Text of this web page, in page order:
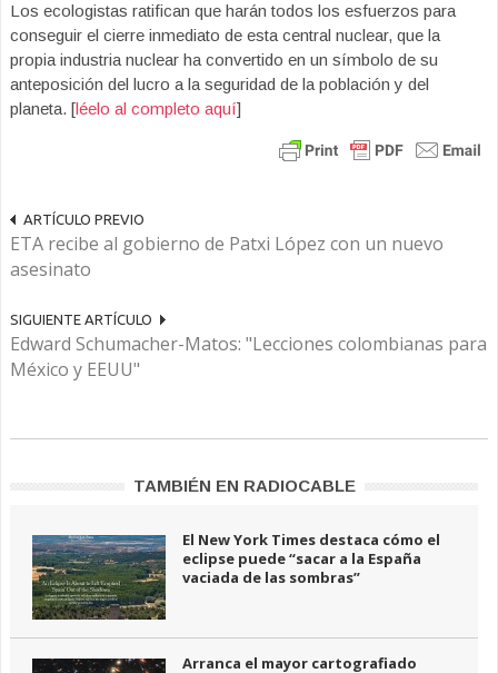
Los ecologistas ratifican que harán todos los esfuerzos para
conseguir el cierre inmediato de esta central nuclear, que la
propia industria nuclear ha convertido en un símbolo de su
anteposición del lucro a la seguridad de la población y del
planeta. [léelo al completo aquí]
ARTÍCULO PREVIO
ETA recibe al gobierno de Patxi López con un nuevo
asesinato
SIGUIENTE ARTÍCULO
Edward Schumacher-Matos: "Lecciones colombianas para
México y EEUU"
TAMBIÉN EN RADIOCABLE
El New York Times destaca cómo el
eclipse puede “sacar a la España
vaciada de las sombras”
Arranca el mayor cartografiado